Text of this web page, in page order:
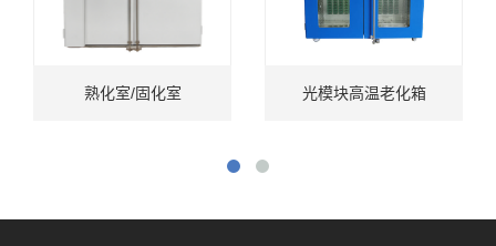
熟化室/固化室 光模块高温老化箱